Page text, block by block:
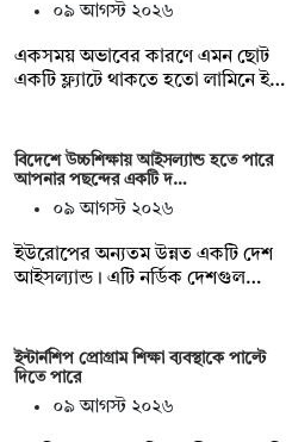
০৯ আগস্ট ২০২৬
একসময় অভাবের কারণে এমন ছোট
একটি ফ্ল্যাটে থাকতে হতো লামিনে ই…
বিদেশে উচ্চশিক্ষায় আইসল্যান্ড হতে পারে
আপনার পছন্দের একটি দ…
০৯ আগস্ট ২০২৬
ইউরোপের অন্যতম উন্নত একটি দেশ
আইসল্যান্ড। এটি নর্ডিক দেশগুল…
ইন্টার্নশিপ প্রোগ্রাম শিক্ষা ব্যবস্থাকে পাল্টে
দিতে পারে
০৯ আগস্ট ২০২৬